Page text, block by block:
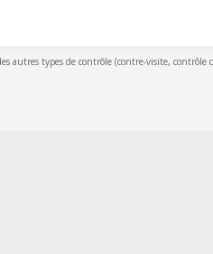
autres types de contrôle (contre-visite,